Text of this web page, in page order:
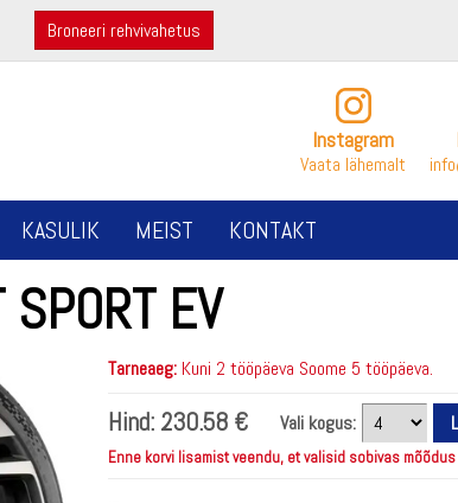
Broneeri rehvivahetus
Instagram
Vaata lähemalt
KASULIK MEIST KONTAKT
EV
Tarneaeg: Kuni 2 tööpäeva Soome 5 tööpäeva.
Hind: 230.58 € Vali kogus:
Enne korvi lisamist veendu, et valisid sobivas